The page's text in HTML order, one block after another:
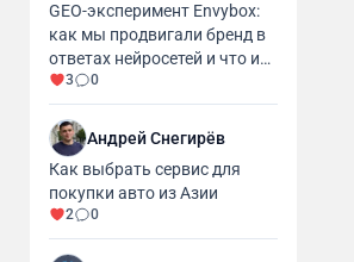
GEO-эксперимент Envybox:
как мы продвигали бренд в
ответах нейросетей и что из
этого вышло
3 0
Андрей Снегирёв
Как выбрать сервис для
покупки авто из Азии
2 0